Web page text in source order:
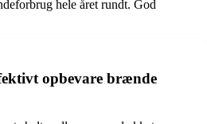
hele året rundt. God
opbevare brænde